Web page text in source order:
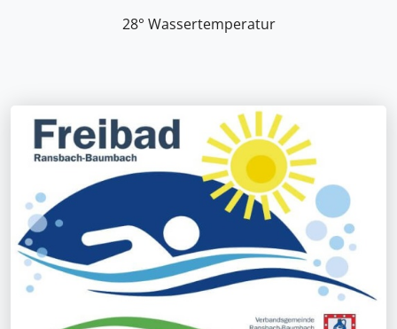
28° Wassertemperatur